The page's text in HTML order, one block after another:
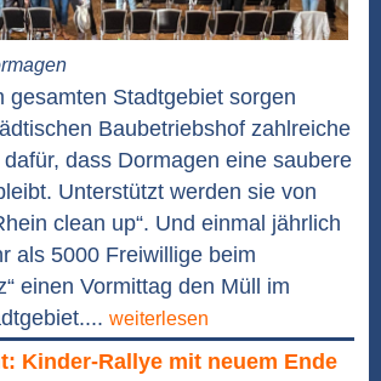
gesamten Stadtgebiet sorgen
Baubetriebshof zahlreiche
dass Dormagen eine saubere
Unterstützt werden sie von
clean up“. Und einmal jährlich
als 5000 Freiwillige beim
einen Vormittag den Müll im
weiterlesen
Kinder-Rallye mit neuem Ende